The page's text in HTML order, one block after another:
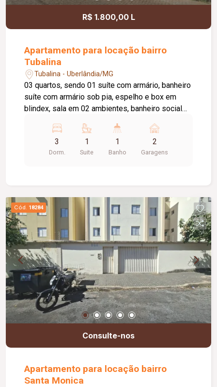
R$ 1.800,00 L
Apartamento para locação bairro
Tubalina
Tubalina - Uberlândia/MG
03 quartos, sendo 01 suíte com armário, banheiro
suíte com armário sob pia, espelho e box em
blindex, sala em 02 ambientes, banheiro social
cozinha com armário sob pia, área de serviço, 01
vagas de garagem nº 46, cerca elétrica, portão
eletrônico, portaria 24 horas, quiosque com
valor de um condomínio.
3
Dorm.
1
Suite
1
Banho
2
Garagens
Cód. 18284
Consulte-nos
Apartamento para locação bairro
Santa Monica